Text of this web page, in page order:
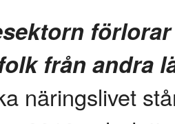
från andra
näringslivet